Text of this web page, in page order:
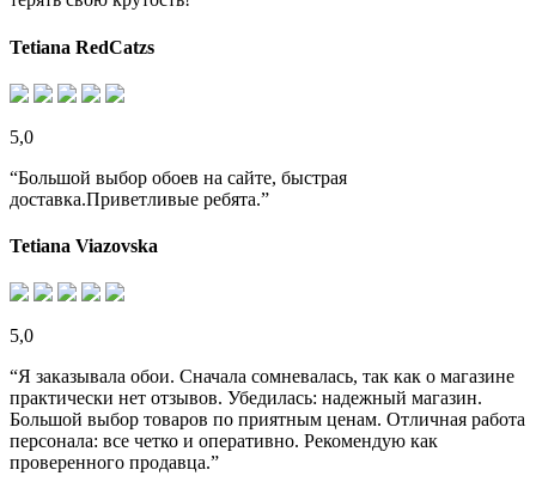
Tetiana RedCatzs
5,0
“Большой выбор обоев на сайте, быстрая
доставка.Приветливые ребята.”
Tetiana Viazovska
5,0
“Я заказывала обои. Сначала сомневалась, так как о магазине
практически нет отзывов. Убедилась: надежный магазин.
Большой выбор товаров по приятным ценам. Отличная работа
персонала: все четко и оперативно. Рекомендую как
проверенного продавца.”